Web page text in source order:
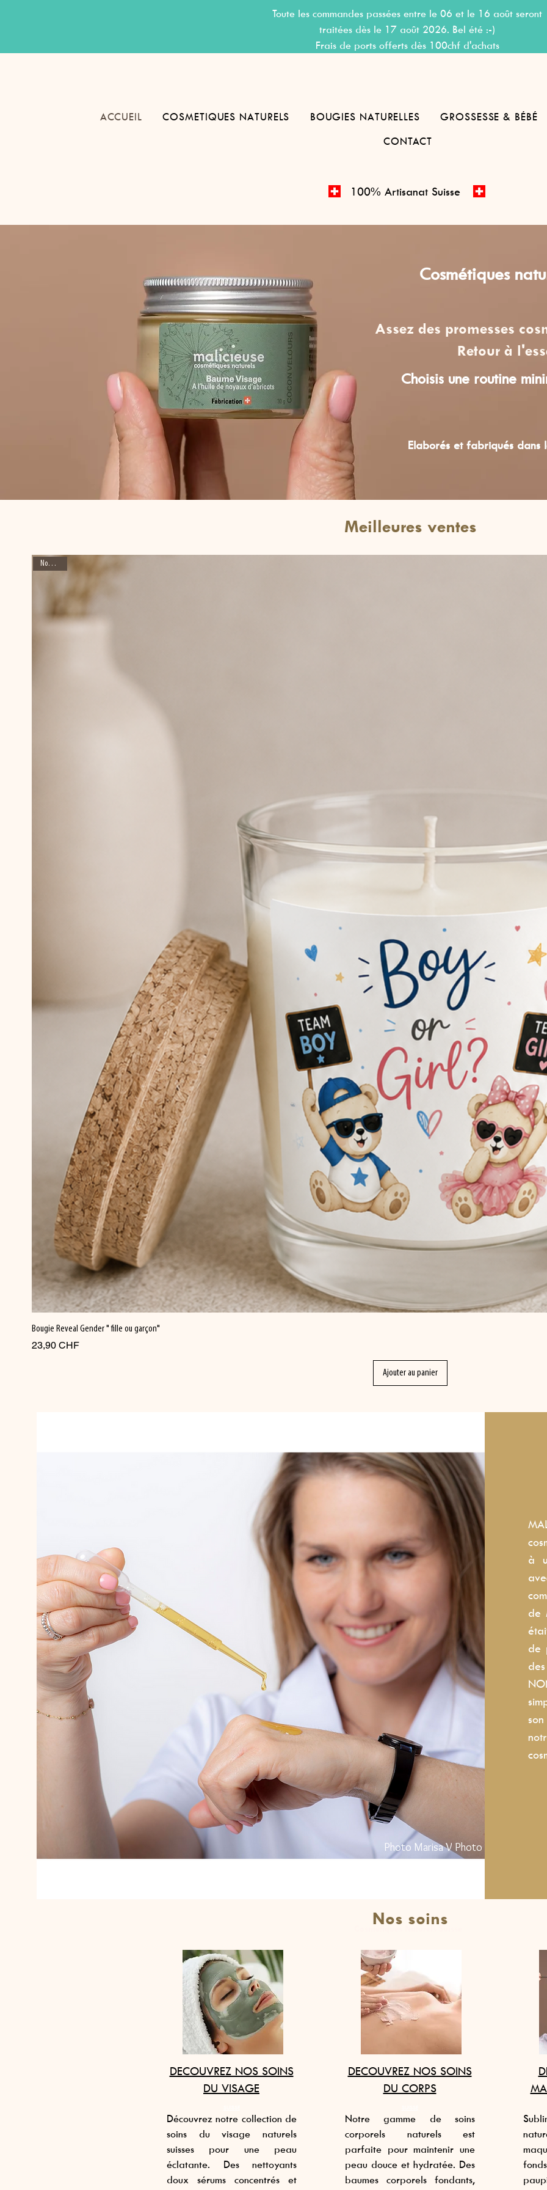
Toute les commandes passées entre le 06 et le 16 août seront
traitées dès le 17 août 2026. Bel été :-)
Frais de ports offerts dès 100chf d'achats
ACCUEIL COSMETIQUES NATURELS BOUGIES NATURELLES GROSSESSE & BÉBÉ
CONTACT
100% Artisanat Suisse
Cosmétiques
Assez des promesses
Retour à
Choisis une routine
Elaborés et fabriqués dans
Meilleures ventes
Nouveauté
Bougie Reveal Gender " fille ou garçon"
Prix
23,90 CHF
Ajouter au panier
Photo Marisa V Photo
à
de
de
Nos soins
DECOUVREZ NOS SOINS
DU VISAGE
Découvrez notre collection de
soins du visage naturels
suisses pour une peau
éclatante. Des nettoyants
doux sérums concentrés et
DECOUVREZ NOS SOINS
DU CORPS
Notre gamme de soins
corporels naturels est
parfaite pour maintenir une
peau douce et hydratée. Des
baumes corporels fondants,